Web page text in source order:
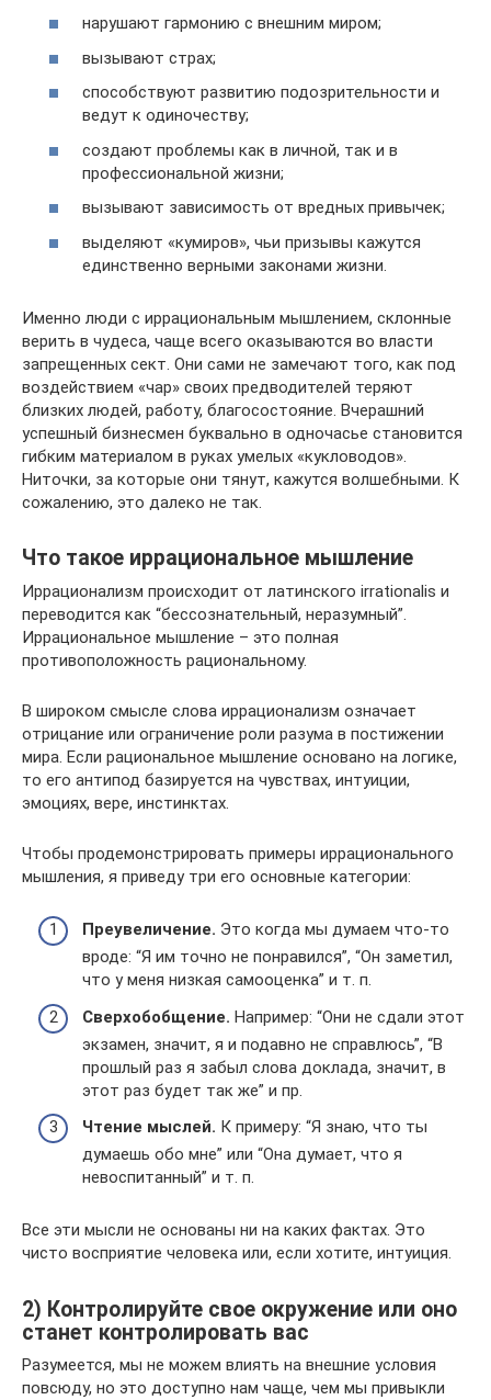
нарушают гармонию с внешним миром;
вызывают страх;
способствуют развитию подозрительности и
ведут к одиночеству;
создают проблемы как в личной, так и в
профессиональной жизни;
вызывают зависимость от вредных привычек;
выделяют «кумиров», чьи призывы кажутся
единственно верными законами жизни.
Именно люди с иррациональным мышлением, склонные
верить в чудеса, чаще всего оказываются во власти
запрещенных сект. Они сами не замечают того, как под
воздействием «чар» своих предводителей теряют
близких людей, работу, благосостояние. Вчерашний
успешный бизнесмен буквально в одночасье становится
гибким материалом в руках умелых «кукловодов».
Ниточки, за которые они тянут, кажутся волшебными. К
сожалению, это далеко не так.
Что такое иррациональное мышление
Иррационализм происходит от латинского irrationalis и
переводится как “бессознательный, неразумный”.
Иррациональное мышление – это полная
противоположность рациональному.
В широком смысле слова иррационализм означает
отрицание или ограничение роли разума в постижении
мира. Если рациональное мышление основано на логике,
то его антипод базируется на чувствах, интуиции,
эмоциях, вере, инстинктах.
Чтобы продемонстрировать примеры иррационального
мышления, я приведу три его основные категории:
Преувеличение. Это когда мы думаем что-то
вроде: “Я им точно не понравился”, “Он заметил,
что у меня низкая самооценка” и т. п.
Сверхобобщение. Например: “Они не сдали этот
экзамен, значит, я и подавно не справлюсь”, “В
прошлый раз я забыл слова доклада, значит, в
этот раз будет так же” и пр.
Чтение мыслей. К примеру: “Я знаю, что ты
думаешь обо мне” или “Она думает, что я
невоспитанный” и т. п.
Все эти мысли не основаны ни на каких фактах. Это
чисто восприятие человека или, если хотите, интуиция.
2) Контролируйте свое окружение или оно
станет контролировать вас
Разумеется, мы не можем влиять на внешние условия
повсюду, но это доступно нам чаще, чем мы привыкли